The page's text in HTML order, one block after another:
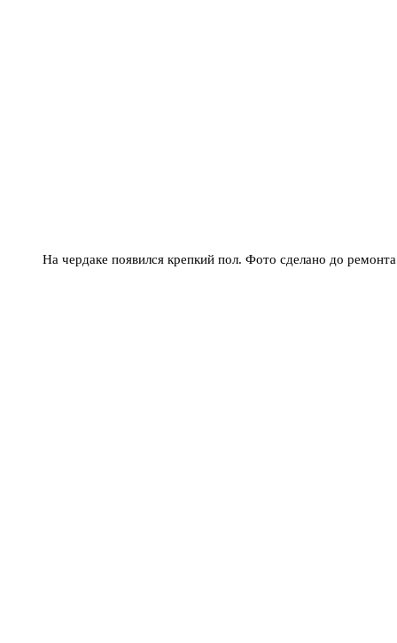
На чердаке появился крепкий пол. Фото сделано до ремонта